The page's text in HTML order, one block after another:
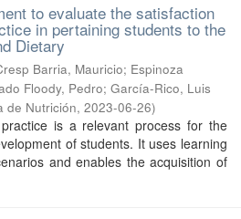
to evaluate the satisfaction
in pertaining students to the
Dietary
Barria, Mauricio; Espinoza
Floody, Pedro; García-Rico, Luis
de Nutrición, 2023-06-26)
is a relevant process for the
of students. It uses learning
and enables the acquisition of